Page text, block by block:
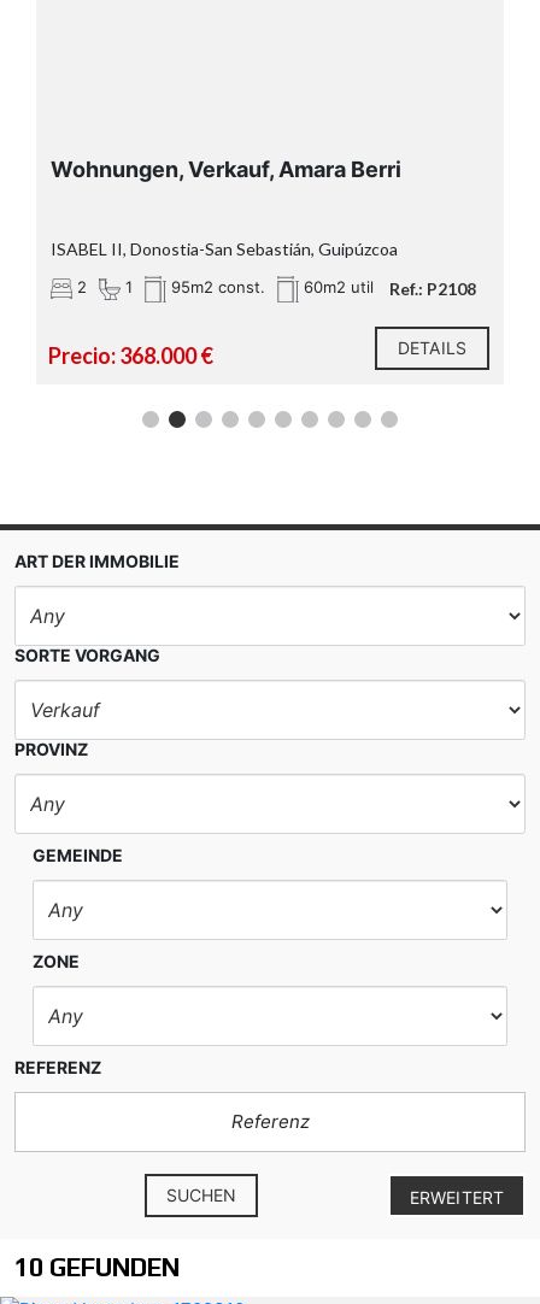
Wohnungen, Verkauf, Amara Berri
ISABEL II, Donostia-San Sebastián, Guipúzcoa
2 1 95m2 const. 60m2 util Ref.: P2108
Precio: 368.000 € DETAILS
ART DER IMMOBILIE
SORTE VORGANG
PROVINZ
GEMEINDE
ZONE
REFERENZ
ERWEITERT
SUCHEN
10 GEFUNDEN